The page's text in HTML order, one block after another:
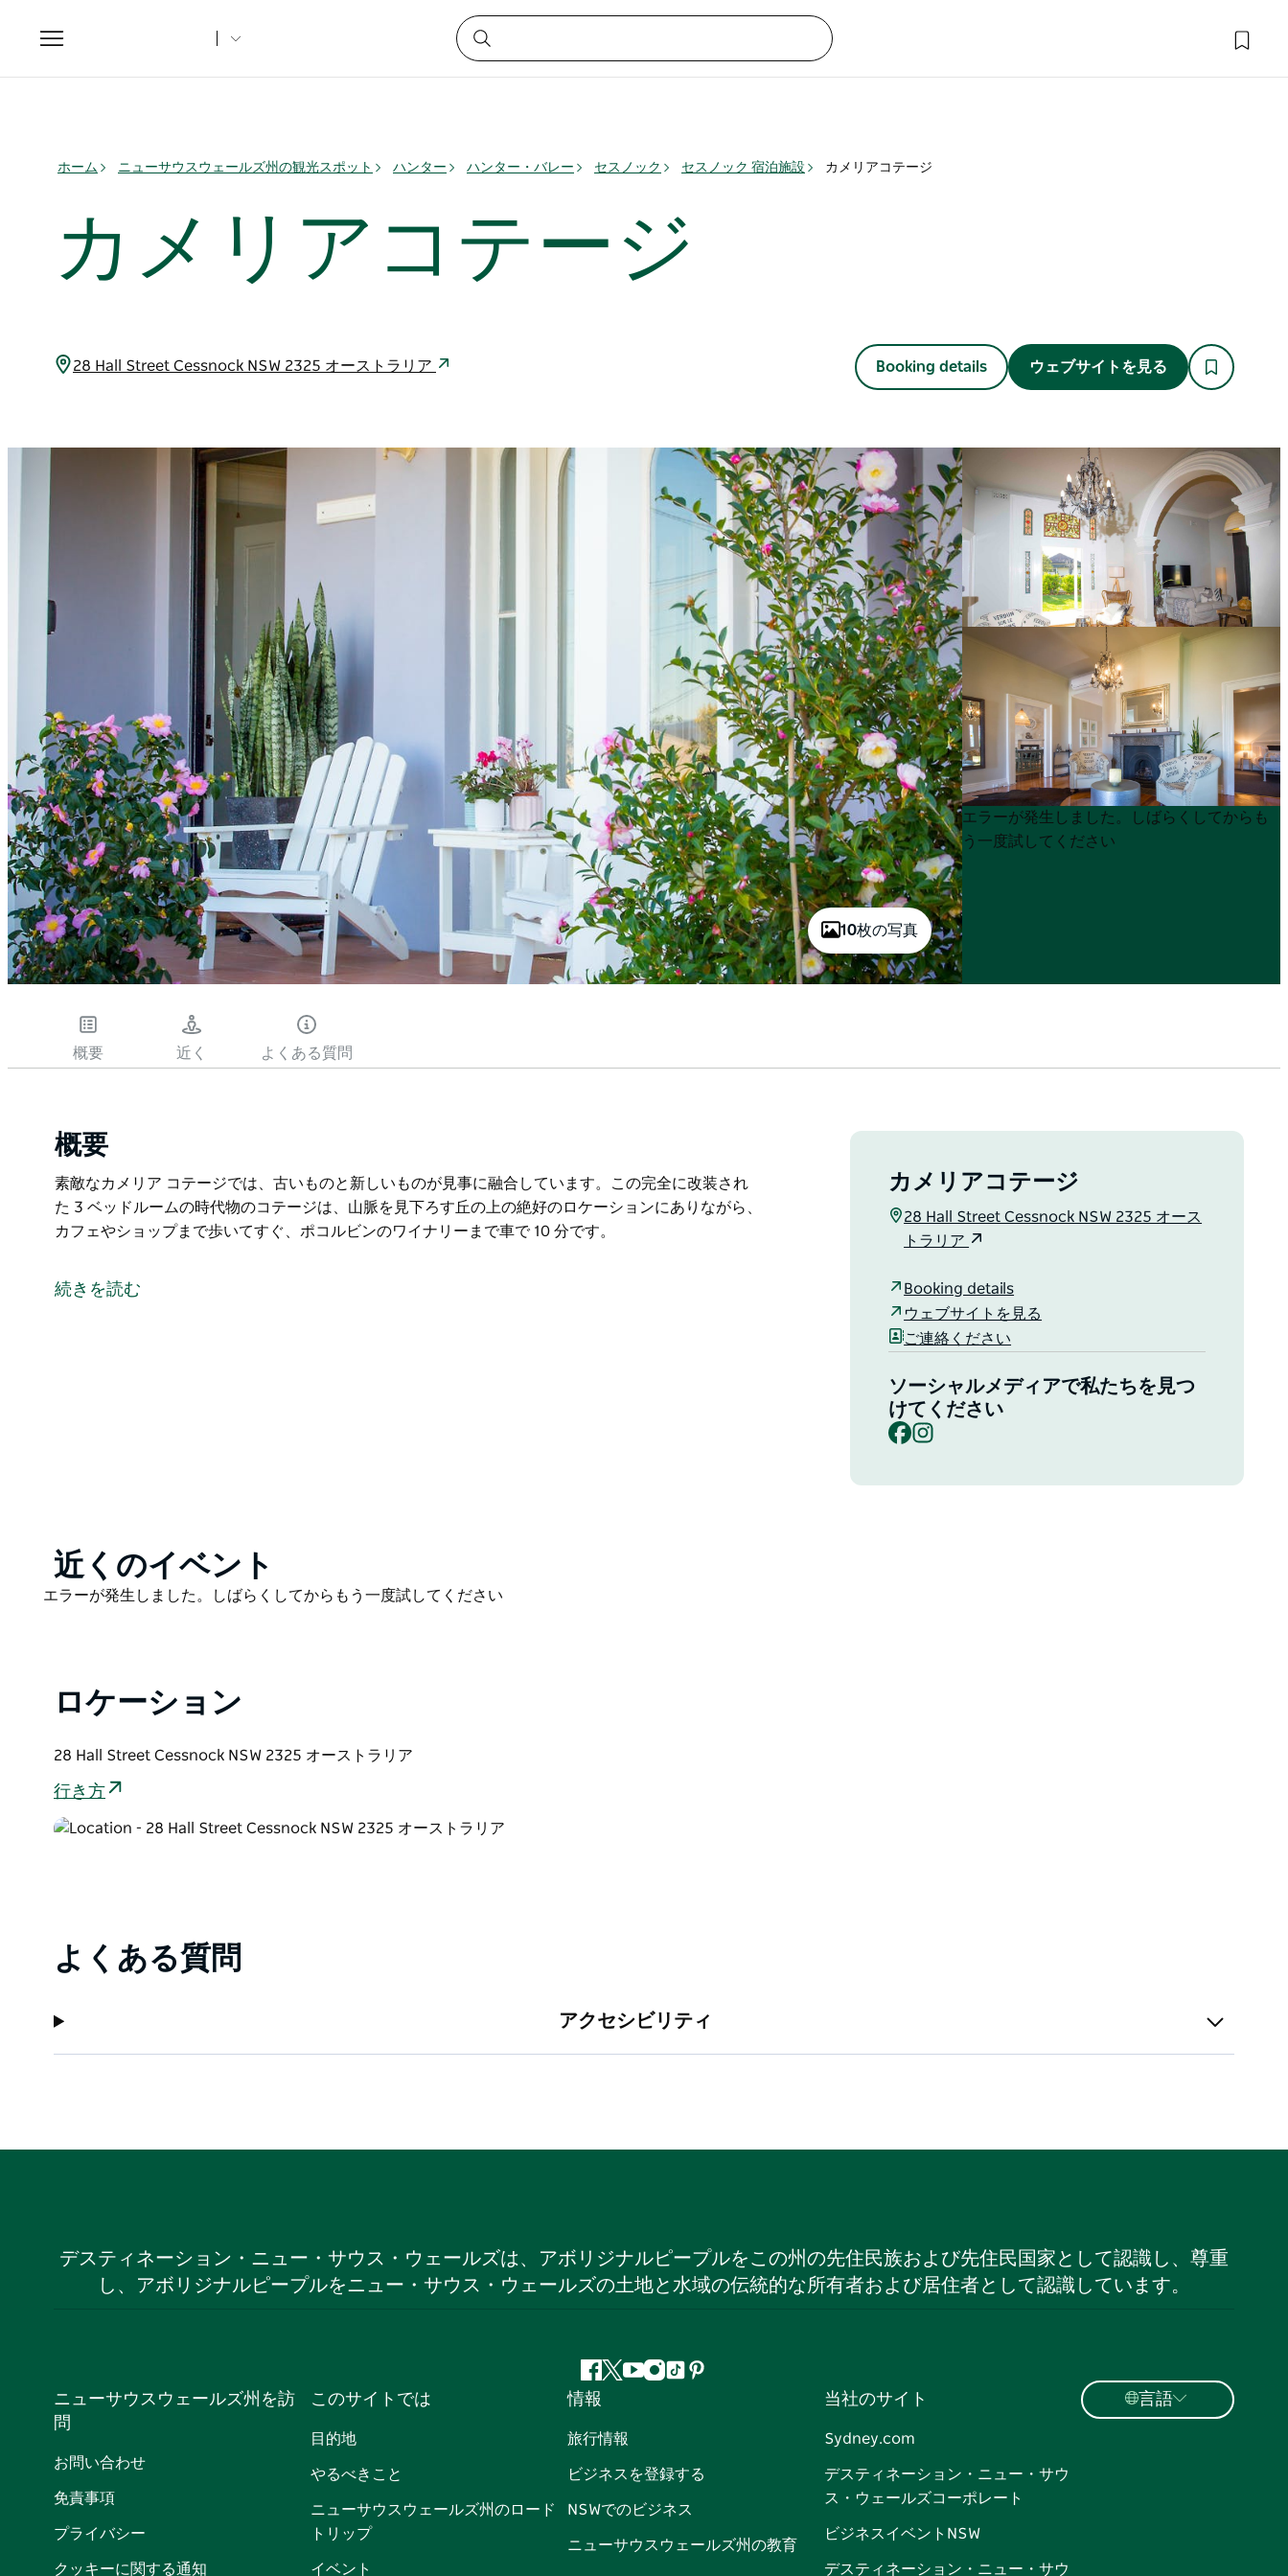
Toggle
navigation
ホーム ニューサウスウェールズ州の観光スポット ハンター ハンター・バレー セスノック セスノック 宿泊施設 カメリアコテージ
カメリアコテージ
28 Hall Street Cessnock NSW 2325 オーストラリア Booking details ウェブサイトを見る
10枚の写真
Product
List
Product
List
エラーが発生しました。しばらくしてからも
う一度試してください
概要 近く よくある質問
概要
素敵なカメリア コテージでは、古いものと新しいものが見事に融合しています。この完全に改装され
た 3 ベッドルームの時代物のコテージは、山脈を見下ろす丘の上の絶好のロケーションにありながら、
カフェやショップまで歩いてすぐ、ポコルビンのワイナリーまで車で 10 分です。
た 3 ベッドルームの時代物のコテージは、山脈を見下ろす丘の上の絶好のロケーションにありながら、
カフェやショップまで歩いてすぐ、ポコルビンのワイナリーまで車で 10 分です。
続きを読む
カメリアコテージ
28 Hall Street Cessnock NSW 2325 オース
トラリア
Booking details
ウェブサイトを見る
ご連絡ください
ソーシャルメディアで私たちを見つ
けてください
Facebook
Product
List
近くのイベント
Product
エラーが発生しました。しばらくしてからもう一度試してください
ロケーション
28 Hall Street Cessnock NSW 2325 オーストラリア
行き方
よくある質問
アクセシビリティ
デスティネーション・ニュー・サウス・ウェールズは、アボリジナルピープルをこの州の先住民族および先住民国家として認識し、尊重
し、アボリジナルピープルをニュー・サウス・ウェールズの土地と水域の伝統的な所有者および居住者として認識しています。
フ
ェ
イ
ブ
ッ
ツ
ッ
ー
ユ
ー
ブ
イ
グ
ラ
テ
ト
ピ
ス
ニューサウスウェールズ州を訪
問
お問い合わせ
免責事項
プライバシー
クッキーに関する通知
このサイトでは
目的地
やるべきこと
ニューサウスウェールズ州のロード
トリップ
イベント
情報
旅行情報
ビジネスを登録する
NSWでのビジネス
ニューサウスウェールズ州の教育
当社のサイト
Sydney.com
デスティネーション・ニュー・サウ
ス・ウェールズコーポレート
ビジネスイベントNSW
デスティネーション・ニュー・サウ
言語